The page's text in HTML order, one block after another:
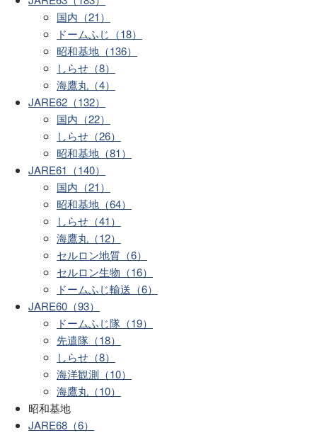
国内（21）
ドームふじ（18）
昭和基地（136）
しらせ（8）
海鷹丸（4）
JARE62（132）
国内（22）
しらせ（26）
昭和基地（81）
JARE61（140）
国内（21）
昭和基地（64）
しらせ（41）
海鷹丸（12）
セルロン地質（6）
セルロン生物（16）
ドームふじ輸送（6）
JARE60（93）
ドームふじ隊（19）
先遣隊（18）
しらせ（8）
海洋観測（10）
海鷹丸（10）
昭和基地
JARE68（6）